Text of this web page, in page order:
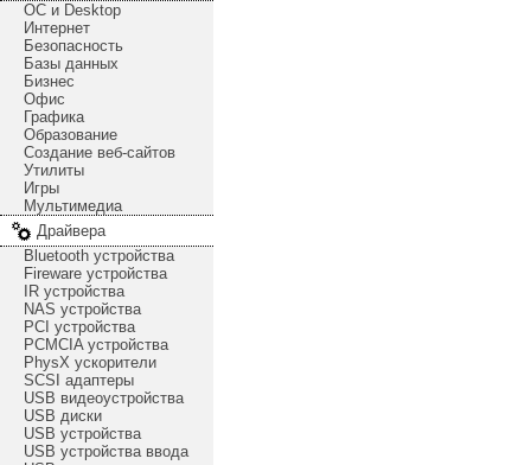
ОС и Desktop
Интернет
Безопасность
Базы данных
Бизнес
Офис
Графика
Образование
Создание веб-сайтов
Утилиты
Игры
Мультимедиа
Драйвера
Bluetooth устройства
Fireware устройства
IR устройства
NAS устройства
PCI устройства
PCMCIA устройства
PhysX ускорители
SCSI адаптеры
USB видеоустройства
USB диски
USB устройства
USB устройства ввода